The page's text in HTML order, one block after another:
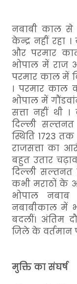
नबाबी काल से
केन्द्र नहीं रहा
और परमार
भोपाल में राज
परमार काल में
। परमार काल
भोपाल में
सत्ता नहीं थी
दिल्ली
स्थिति 1723
राजसत्ता का
बहुत उतार
दिल्ली
कभी मराठों के
भोपाल
नबाबीकाल में
बदलीं। अंतिम
जिले के वर्तमान
मुक्ति का संघर्ष